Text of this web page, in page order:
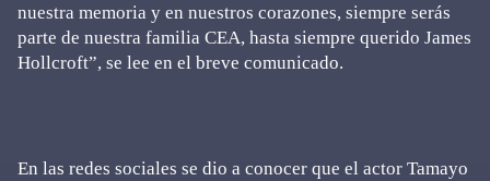
nuestra memoria y en nuestros corazones, siempre serás
parte de nuestra familia CEA, hasta siempre querido James
Hollcroft”, se lee en el breve comunicado.
En las redes sociales se dio a conocer que el actor Tamayo